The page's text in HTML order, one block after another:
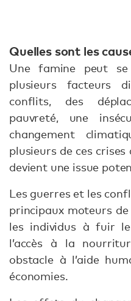
Quelles sont les
Une famine peut
plusieurs facteurs
conflits, des
pauvreté, une
changement
plusieurs de ces
devient une issue
Les guerres et les
principaux moteurs
les individus à fuir
l’accès à la
obstacle à l’aide
économies.